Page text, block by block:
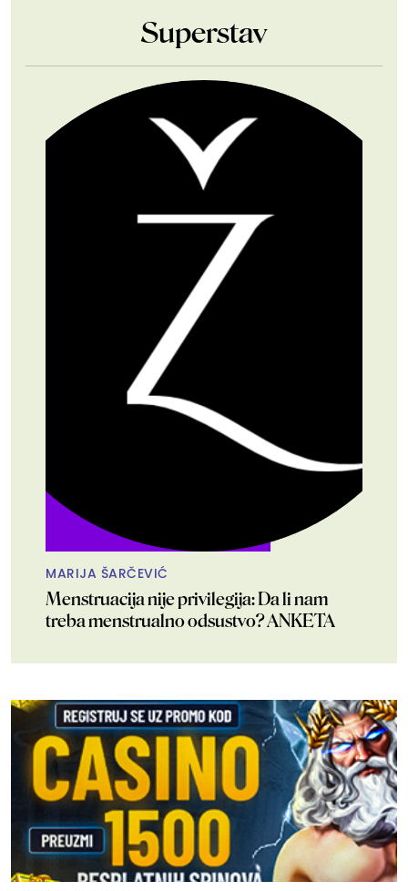
Superstav
MARIJA ŠARČEVIĆ
Menstruacija nije privilegija: Da li nam
treba menstrualno odsustvo? ANKETA